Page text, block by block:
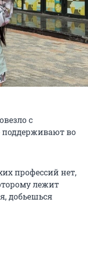
с
во
профессий нет,
лежит
добьешься